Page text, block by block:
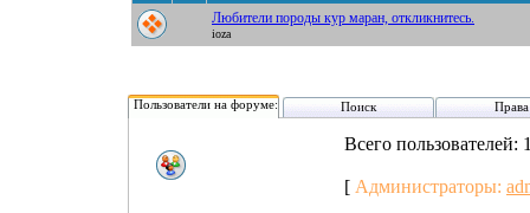
Любители породы кур маран, откликнитесь.
ioza
Пользователи на форуме: Поиск Права
Всего пользователей:
[ Администраторы: